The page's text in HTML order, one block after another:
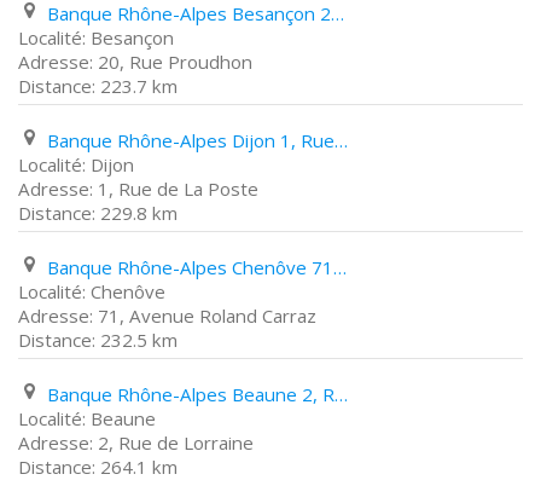
Banque Rhône-Alpes Besançon 20, Rue Proudhon
Besançon
20, Rue Proudhon
223.7 km
Banque Rhône-Alpes Dijon 1, Rue de La Poste
Dijon
1, Rue de La Poste
229.8 km
Banque Rhône-Alpes Chenôve 71, Avenue Roland Carraz
Chenôve
71, Avenue Roland Carraz
232.5 km
Banque Rhône-Alpes Beaune 2, Rue de Lorraine
Beaune
2, Rue de Lorraine
264.1 km